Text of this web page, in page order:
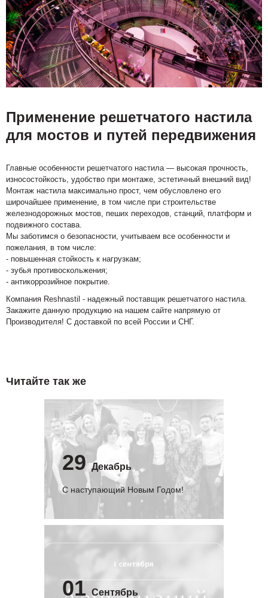
Применение решетчатого настила
для мостов и путей передвижения
Главные особенности решетчатого настила — высокая прочность,
износостойкость, удобство при монтаже, эстетичный внешний вид!
Монтаж настила максимально прост, чем обусловлено его
широчайшее применение, в том числе при строительстве
железнодорожных мостов, пеших переходов, станций, платформ и
подвижного состава.
Мы заботимся о безопасности, учитываем все особенности и
пожелания, в том числе:
- повышенная стойкость к нагрузкам;
- зубья противоскольжения;
- антикоррозийное покрытие.
Компания Reshnastil - надежный поставщик решетчатого настила.
Закажите данную продукцию на нашем сайте напрямую от
Производителя! С доставкой по всей России и СНГ.
Читайте так же
29 Декабрь
С наступающий Новым Годом!
01 Сентябрь